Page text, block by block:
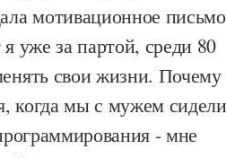
мотивационное
уже за партой, среди 80
свои жизни. Почему
когда мы с мужем сидели
- мне